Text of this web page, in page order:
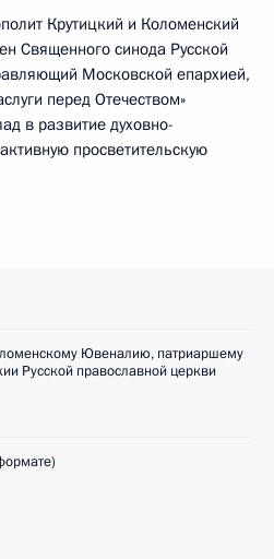
Крутицкий и Коломенский
Священного синода Русской
Московской епархией,
перед Отечеством»
в развитие духовно-
просветительскую
Ювеналию, патриаршему
Русской православной церкви